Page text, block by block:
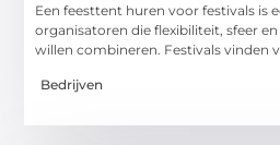
Een feesttent huren voor festivals is
organisatoren die flexibiliteit, sfeer
willen combineren. Festivals vinden
Bedrijven